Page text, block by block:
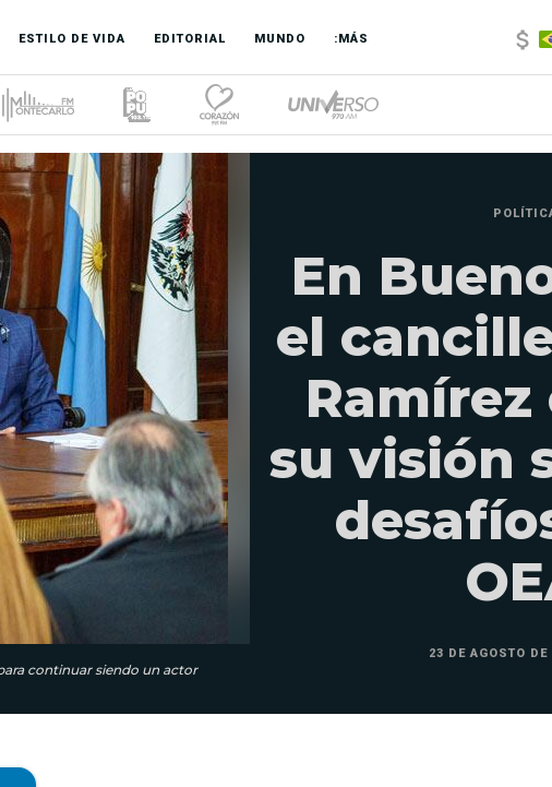
ESTILO DE VIDA EDITORIAL MUNDO :MÁS
continuar siendo un actor
En
el
su visión
23 DE AGOSTO